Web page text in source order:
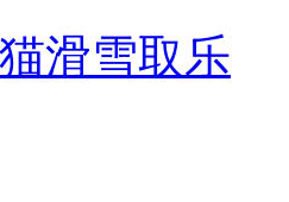
滑雪取乐